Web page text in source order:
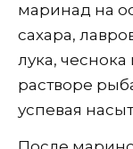
маринад на
сахара,
лука, чеснока
растворе
успевая